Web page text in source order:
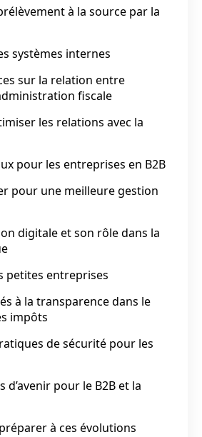
à la source par la
systèmes internes
sur la relation entre
fiscale
les relations avec la
pour les entreprises en B2B
pour une meilleure gestion
digitale et son rôle dans la
petites entreprises
à la transparence dans le
impôts
de sécurité pour les
d’avenir pour le B2B et la
à ces évolutions